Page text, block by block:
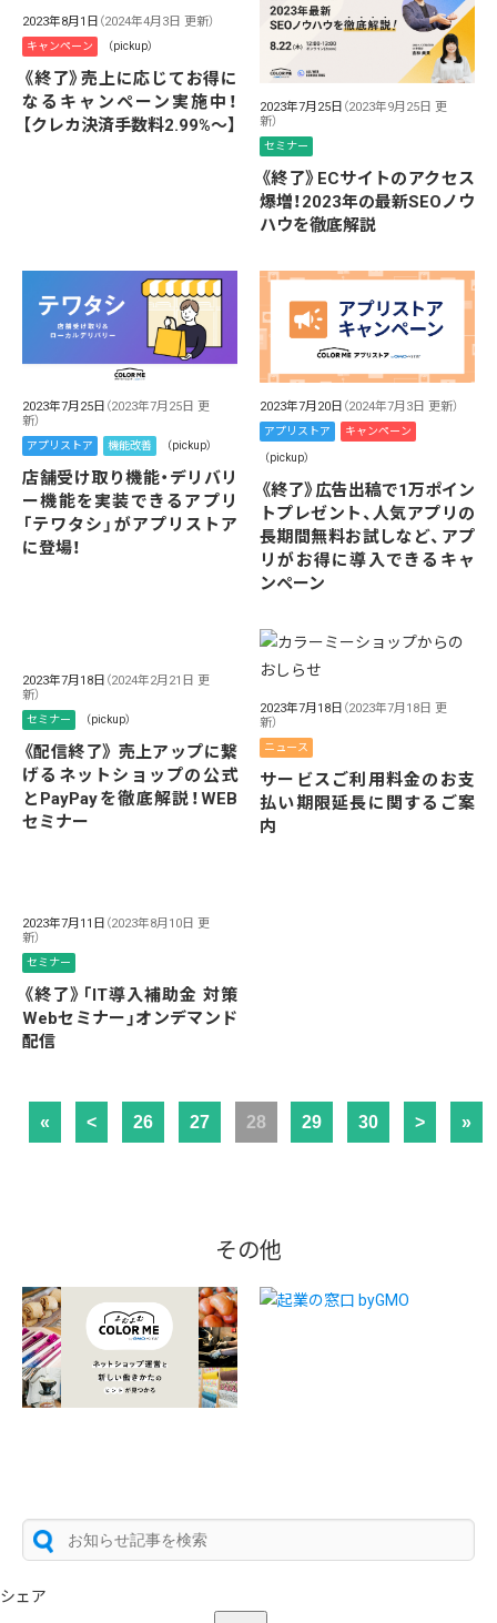
2023年8月1日 （2024年4月3日 更新）
キャンペーン （pickup）
《終了》売上に応じてお得に
なるキャンペーン実施中！
【クレカ決済手数料2.99%～】
2023年7月25日 （2023年9月25日 更
新）
セミナー
《終了》ECサイトのアクセス
爆増！2023年の最新SEOノウ
ハウを徹底解説
2023年7月25日 （2023年7月25日 更
新）
アプリストア 機能改善 （pickup）
店舗受け取り機能・デリバリ
ー機能を実装できるアプリ
「テワタシ」がアプリストア
に登場！
2023年7月20日 （2024年7月3日 更新）
アプリストア キャンペーン
（pickup）
《終了》広告出稿で1万ポイン
トプレゼント、人気アプリの
長期間無料お試しなど、アプ
リがお得に導入できるキャ
ンペーン
2023年7月18日 （2024年2月21日 更
新）
セミナー （pickup）
《配信終了》 売上アップに繋
げるネットショップの公式
とPayPayを徹底解説！WEB
セミナー
2023年7月18日 （2023年7月18日 更
新）
ニュース
サービスご利用料金のお支
払い期限延長に関するご案
内
2023年7月11日 （2023年8月10日 更
新）
セミナー
《終了》「IT導入補助金 対策
Webセミナー」オンデマンド
配信
« < 26 27 28 29 30 > »
その他
シェア